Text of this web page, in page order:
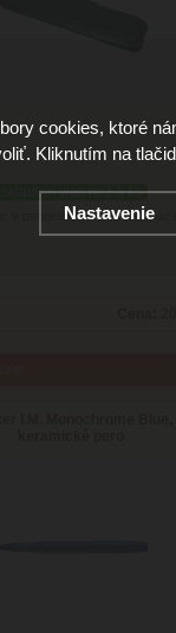
skladom viac než 3 ks
v pondelok 10.08.2026 (viac
cookies, ktoré
Kliknutím na
Nastavenie